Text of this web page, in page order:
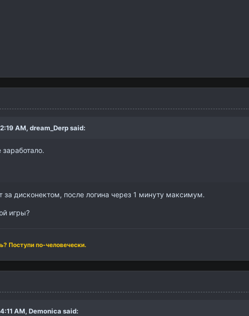
AM, dream_Derpsaid:
за дисконектом, после логина через 1 минуту максимум.
игры?
Поступи по-человечески.
AM, Demonica said: